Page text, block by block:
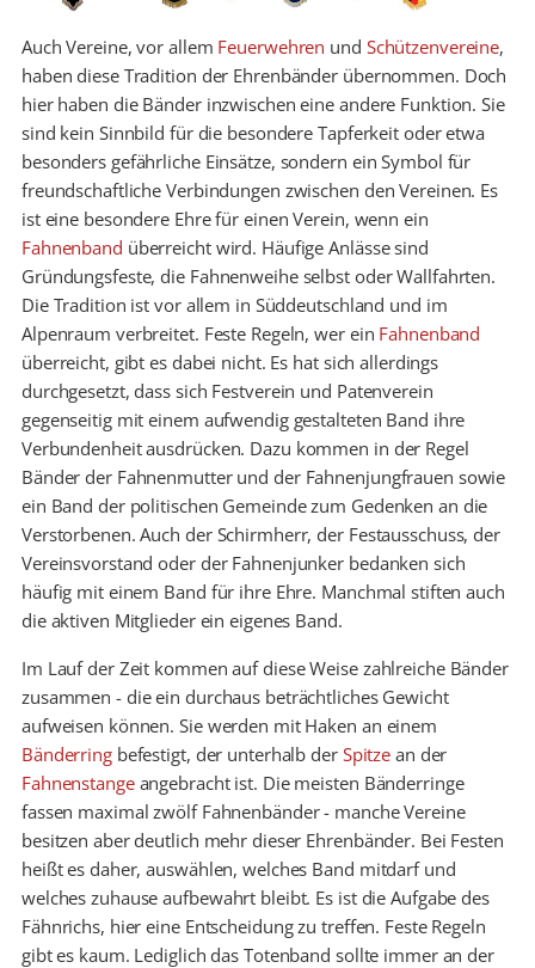
Auch Vereine, vor allem Feuerwehren und Schützenvereine,
haben diese Tradition der Ehrenbänder übernommen. Doch
hier haben die Bänder inzwischen eine andere Funktion. Sie
sind kein Sinnbild für die besondere Tapferkeit oder etwa
besonders gefährliche Einsätze, sondern ein Symbol für
freundschaftliche Verbindungen zwischen den Vereinen. Es
ist eine besondere Ehre für einen Verein, wenn ein
Fahnenband überreicht wird. Häufige Anlässe sind
Gründungsfeste, die Fahnenweihe selbst oder Wallfahrten.
Die Tradition ist vor allem in Süddeutschland und im
Alpenraum verbreitet. Feste Regeln, wer ein Fahnenband
überreicht, gibt es dabei nicht. Es hat sich allerdings
durchgesetzt, dass sich Festverein und Patenverein
gegenseitig mit einem aufwendig gestalteten Band ihre
Verbundenheit ausdrücken. Dazu kommen in der Regel
Bänder der Fahnenmutter und der Fahnenjungfrauen sowie
ein Band der politischen Gemeinde zum Gedenken an die
Verstorbenen. Auch der Schirmherr, der Festausschuss, der
Vereinsvorstand oder der Fahnenjunker bedanken sich
häufig mit einem Band für ihre Ehre. Manchmal stiften auch
die aktiven Mitglieder ein eigenes Band.
Im Lauf der Zeit kommen auf diese Weise zahlreiche Bänder
zusammen - die ein durchaus beträchtliches Gewicht
aufweisen können. Sie werden mit Haken an einem
Bänderringbefestigt, der unterhalb der Spitze an der
Fahnenstangeangebracht ist. Die meisten Bänderringe
fassen maximal zwölf Fahnenbänder - manche Vereine
besitzen aber deutlich mehr dieser Ehrenbänder. Bei Festen
heißt es daher, auswählen, welches Band mitdarf und
welches zuhause aufbewahrt bleibt. Es ist die Aufgabe des
Fähnrichs, hier eine Entscheidung zu treffen. Feste Regeln
gibt es kaum. Lediglich das Totenband sollte immer an der